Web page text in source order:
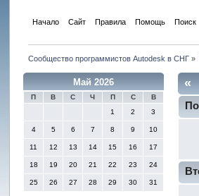
Начало Сайт Правила Помощь Поиск
Сообщество программистов Autodesk в СНГ»
Май 2026
П В С Ч П С
В
1
2 3
4 5 6 7 8 9 10
11 12 13 14 15 16 17
18 19 20 21 22 23 24
25 26 27 28 29 30 31
«